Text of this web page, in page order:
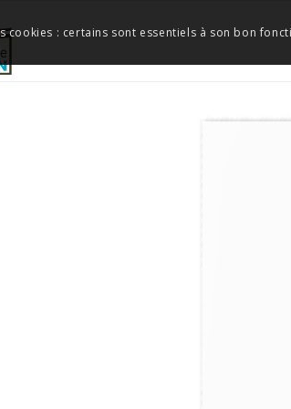
cookies : certains sont essentiels à son bon